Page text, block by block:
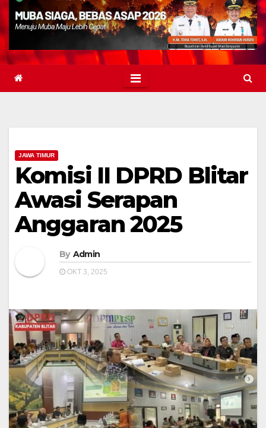
JAWA TIMUR
Komisi II DPRD Blitar
Awasi Serapan
Anggaran 2025
By Admin
OKT 3, 2025